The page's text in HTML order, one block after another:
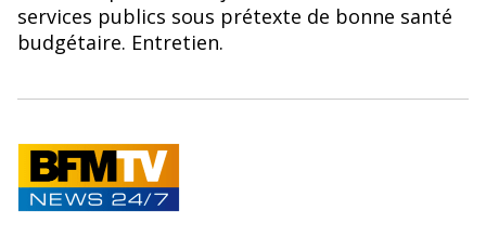
services publics sous prétexte de bonne santé
budgétaire. Entretien.